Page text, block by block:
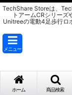
TechShare Storeは、
トアームCRシリー
Unitreeの電動4足歩行ロ
メニュー
ホーム 商品検索